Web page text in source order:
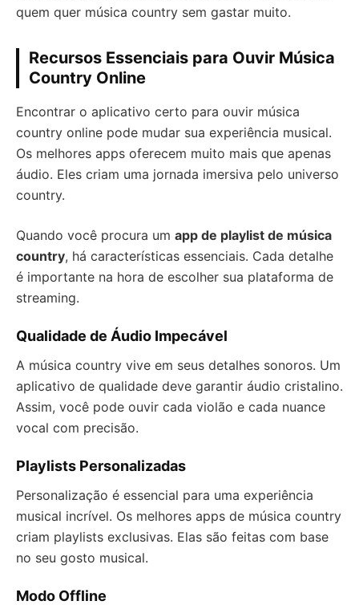
quem quer música country sem gastar muito.
Recursos Essenciais para Ouvir Música
Country Online
Encontrar o aplicativo certo para ouvir música
country online pode mudar sua experiência musical.
Os melhores apps oferecem muito mais que apenas
áudio. Eles criam uma jornada imersiva pelo universo
country.
Quando você procura um app de playlist de música
country, há características essenciais. Cada detalhe
é importante na hora de escolher sua plataforma de
streaming.
Qualidade de Áudio Impecável
A música country vive em seus detalhes sonoros. Um
aplicativo de qualidade deve garantir áudio cristalino.
Assim, você pode ouvir cada violão e cada nuance
vocal com precisão.
Playlists Personalizadas
Personalização é essencial para uma experiência
musical incrível. Os melhores apps de música country
criam playlists exclusivas. Elas são feitas com base
no seu gosto musical.
Modo Offline